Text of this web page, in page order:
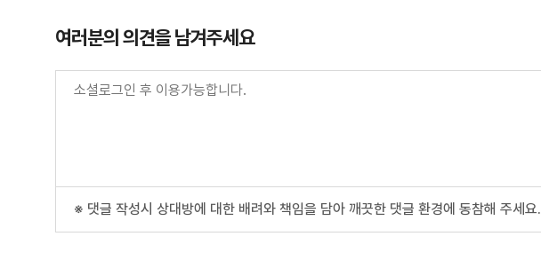
여러분의 의견을 남겨주세요
※ 댓글 작성시 상대방에 대한 배려와 책임을 담아 깨끗한 댓글 환경에 동참해 주세요.